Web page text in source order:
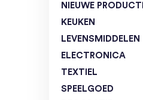
NIEUWE
KEUKEN
LEVENSMIDDELEN
ELECTRONICA
TEXTIEL
SPEELGOED